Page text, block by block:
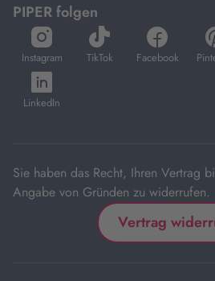
PIPER folgen
Instagram
öffnet
in
neuem
Tab
TikTok
öffnet
in
Facebook
öffnet
in
LinkedIn
öffnet
in
Sie haben das Recht, Ihren Vertrag
Angabe von Gründen zu widerrufen.
Vertrag